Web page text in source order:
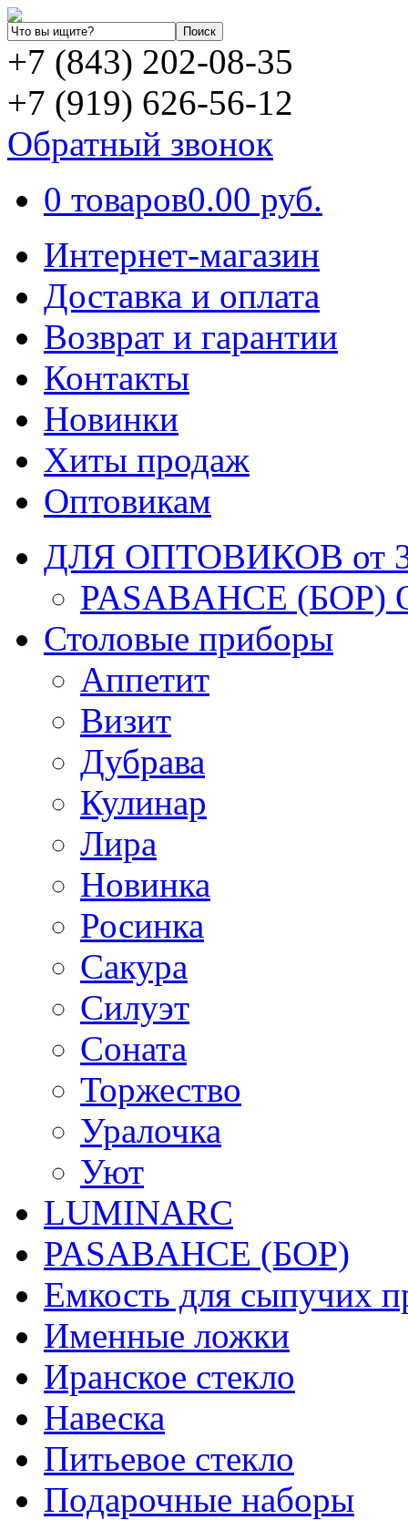
+7 (843) 202-08-35
+7 (919) 626-56-12
Обратный звонок
0 товаров0.00 руб.
Интернет-магазин
Доставка и оплата
Возврат и гарантии
Контакты
Новинки
Хиты продаж
Оптовикам
ДЛЯ ОПТОВИКОВ от
PASABAHCE (БОР)
Столовые приборы
Аппетит
Визит
Дубрава
Кулинар
Лира
Новинка
Росинка
Сакура
Силуэт
Соната
Торжество
Уралочка
Уют
LUMINARC
PASABAHCE (БОР)
Емкость для сыпучих
Именные ложки
Иранское стекло
Навеска
Питьевое стекло
Подарочные наборы